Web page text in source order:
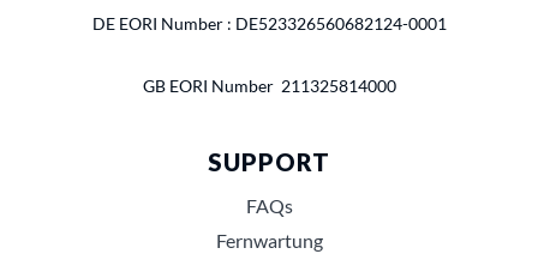
DE EORI Number : DE523326560682124-0001
GB EORI Number 211325814000
SUPPORT
FAQs
Fernwartung